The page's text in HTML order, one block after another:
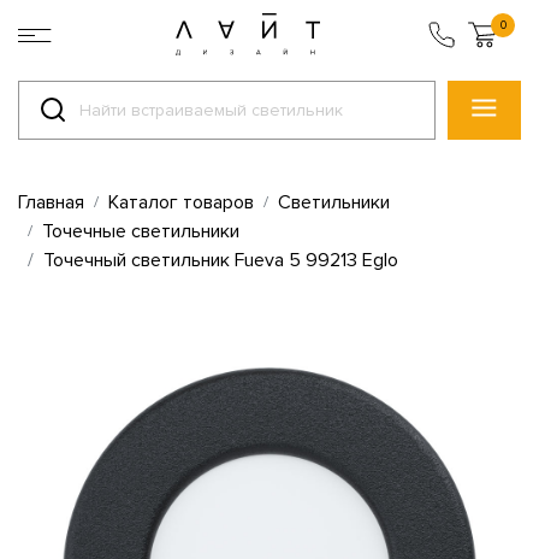
0
Главная Каталог товаров
Светильники
Точечные светильники
Точечный светильник Fueva 5 99213 Eglo